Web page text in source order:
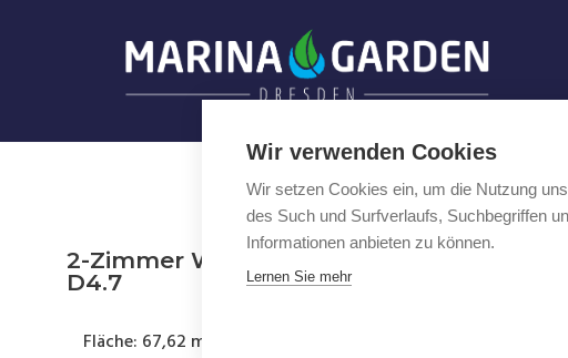
2-Zimmer Wohnung mit Loggia
D4.7
Fläche: 67,62 m²
Wir verwenden Cookies
Wir setzen Cookies ein, um die Nutzung
des Such und Surfverlaufs, Suchbegriffen
Informationen anbieten zu können.
Lernen Sie mehr